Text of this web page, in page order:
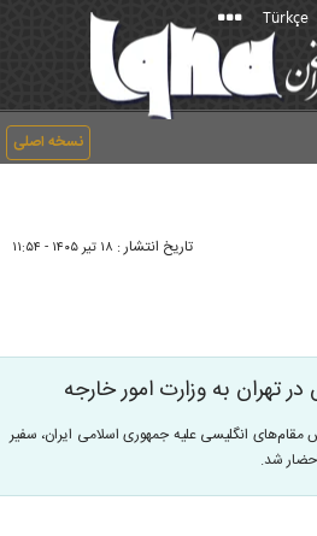
Türkçe
نسخه اصلی
تاریخ انتشار : ۱۸ تير ۱۴۰۵ - ۱۱:۵۴
تهران به وزارت امور خارجه
انگلیسی علیه جمهوری اسلامی ایران، سفیر
شد.